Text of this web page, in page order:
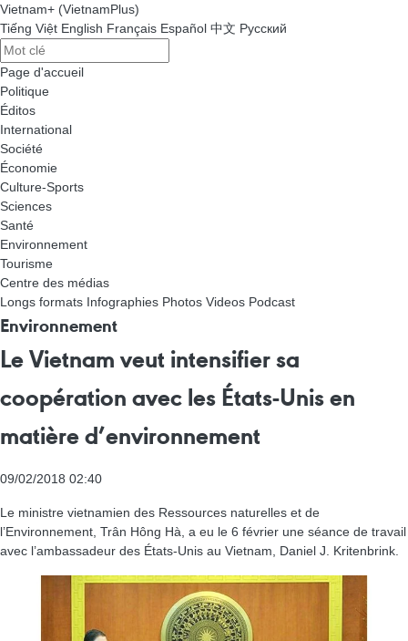
Vietnam+ (VietnamPlus)
Tiếng Việt English Français Español 中文 Русский
Page d'accueil
Politique
Éditos
International
Société
Économie
Culture-Sports
Sciences
Santé
Environnement
Tourisme
Centre des médias
Longs formats Infographies Photos Videos Podcast
Environnement
Le Vietnam veut intensifier sa
coopération avec les États-Unis en
matière d’environnement
09/02/2018 02:40
Le ministre vietnamien des Ressources naturelles et de
l’Environnement, Trân Hông Hà, a eu le 6 février une séance de travail
avec l’ambassadeur des États-Unis au Vietnam, Daniel J. Kritenbrink.